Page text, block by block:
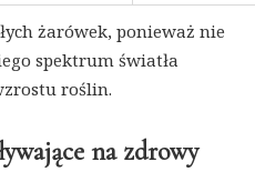
żarówek, ponieważ nie
spektrum światła
roślin.
na zdrowy